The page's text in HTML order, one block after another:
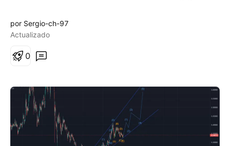
por Sergio-ch-97
Actualizado
0